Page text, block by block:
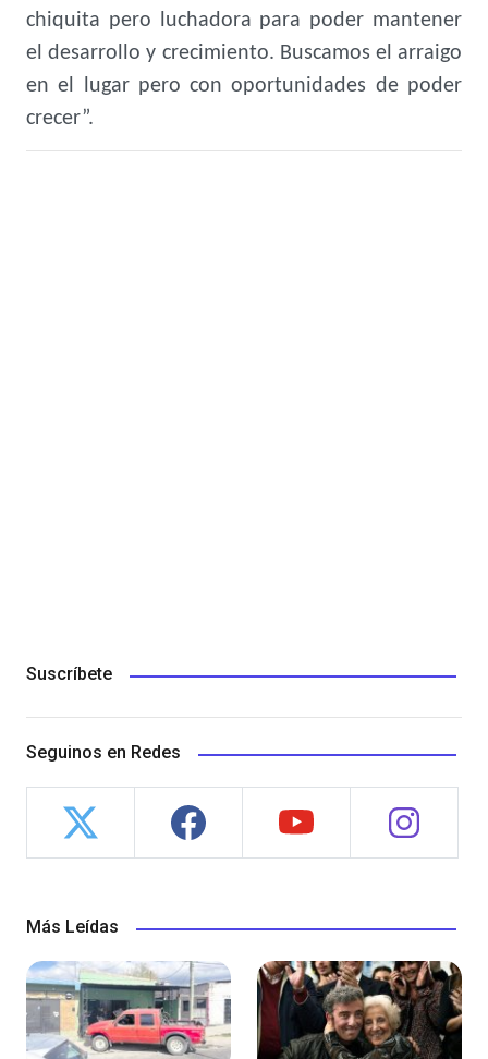
chiquita pero luchadora para poder mantener
el desarrollo y crecimiento. Buscamos el arraigo
en el lugar pero con oportunidades de poder
crecer”.
Suscríbete
Seguinos en Redes
Más Leídas